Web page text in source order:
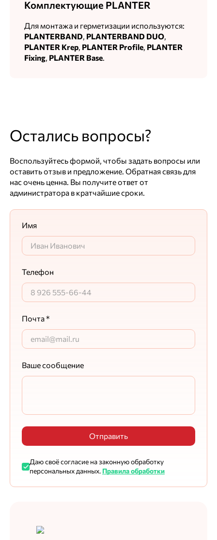
Комплектующие PLANTER
Для монтажа и герметизации используются:
PLANTERBAND, PLANTERBAND DUO,
PLANTER Krep, PLANTER Profile, PLANTER
Fixing, PLANTER Base.
Остались вопросы?
Воспользуйтесь формой, чтобы задать вопросы или
оставить отзыв и предложение. Обратная связь для
нас очень ценна. Вы получите ответ от
администратора в кратчайшие сроки.
Имя
Телефон
Почта *
Ваше сообщение
Отправить
Даю своё согласие на законную обработку
персональных данных. Правила обработки